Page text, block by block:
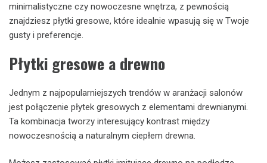
minimalistyczne czy nowoczesne wnętrza, z pewnością
znajdziesz płytki gresowe, które idealnie wpasują się w Twoje
gusty i preferencje.
Płytki gresowe a drewno
Jednym z najpopularniejszych trendów w aranżacji salonów
jest połączenie płytek gresowych z elementami drewnianymi.
Ta kombinacja tworzy interesujący kontrast między
nowoczesnością a naturalnym ciepłem drewna.